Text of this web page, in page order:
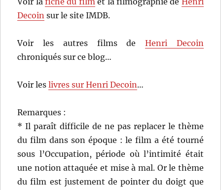
Decoin sur le site IMDB.
Voir les autres films de Henri Decoin
chroniqués sur ce blog…
Voir leslivres sur Henri Decoin…
Remarques :
* Il paraît difficile de ne pas replacer le thème
du film dans son époque : le film a été tourné
sous l’Occupation, période où l’intimité était
une notion attaquée et mise à mal. Or le thème
du film est justement de pointer du doigt que